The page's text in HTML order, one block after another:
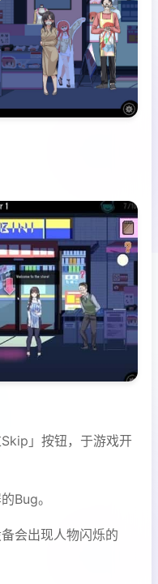
」按钮，于游戏开
Bug。
会出现人物闪烁的